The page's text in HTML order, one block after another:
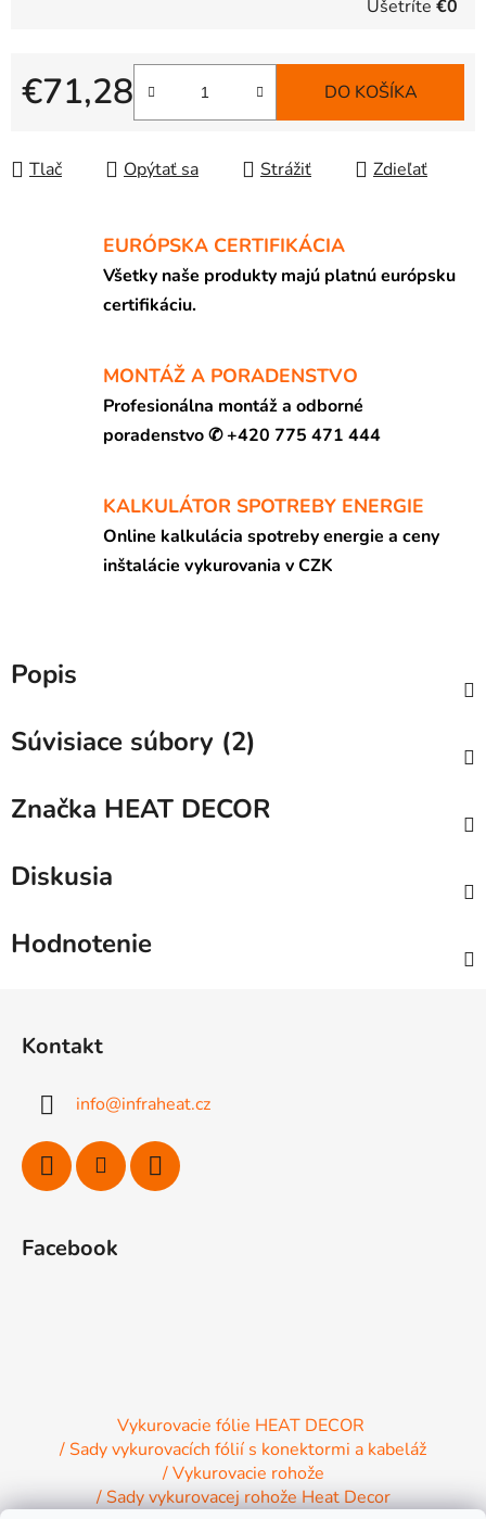
Ušetríte €0
€71,28
Jednotková cena:
DO KOŠÍKA
Tlač Opýtať sa Strážiť Zdieľať
EURÓPSKA CERTIFIKÁCIA
Všetky naše produkty majú platnú európsku
certifikáciu.
MONTÁŽ A PORADENSTVO
Profesionálna montáž a odborné
poradenstvo ✆ +420 775 471 444
KALKULÁTOR SPOTREBY ENERGIE
Online kalkulácia spotreby energie a ceny
inštalácie vykurovania v CZK
Popis
Súvisiace súbory (2)
Značka HEAT DECOR
Diskusia
Hodnotenie
Kontakt
info@infraheat.cz
Facebook
Vykurovacie fólie HEAT DECOR
/ Sady vykurovacích fólií s konektormi a kabeláž
/ Vykurovacie rohože
/ Sady vykurovacej rohože Heat Decor